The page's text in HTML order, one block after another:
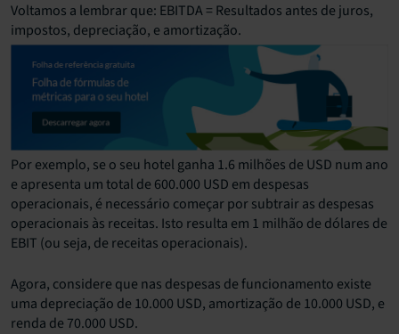
Voltamos a lembrar que: EBITDA = Resultados antes de juros,
impostos, depreciação, e amortização.
Por exemplo, se o seu hotel ganha 1.6 milhões de USD num ano
e apresenta um total de 600.000 USD em despesas
operacionais, é necessário começar por subtrair as despesas
operacionais às receitas. Isto resulta em 1 milhão de dólares de
EBIT (ou seja, de receitas operacionais).
Agora, considere que nas despesas de funcionamento existe
uma depreciação de 10.000 USD, amortização de 10.000 USD, e
renda de 70.000 USD.